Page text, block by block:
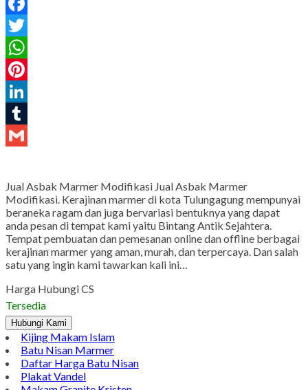
Facebook
Twitter
WhatsApp
Pinterest
LinkedIn
Tumblr
Jual Asbak Marmer Modifikasi Jual Asbak Marmer
Modifikasi. Kerajinan marmer di kota Tulungagung mempunyai
beraneka ragam dan juga bervariasi bentuknya yang dapat
anda pesan di tempat kami yaitu Bintang Antik Sejahtera.
Tempat pembuatan dan pemesanan online dan offline berbagai
kerajinan marmer yang aman, murah, dan terpercaya. Dan salah
satu yang ingin kami tawarkan kali ini…
Harga Hubungi CS
Tersedia
Hubungi Kami
Kijing Makam Islam
Batu Nisan Marmer
Daftar Harga Batu Nisan
Plakat Vandel